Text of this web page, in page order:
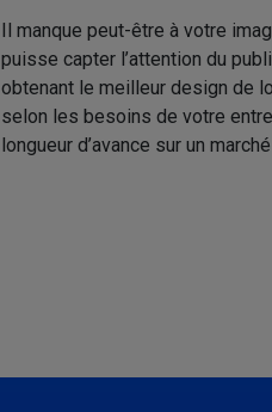
Il manque peut-être à votre
puisse capter l’attention du
obtenant le meilleur design de
selon les besoins de votre
longueur d’avance sur un